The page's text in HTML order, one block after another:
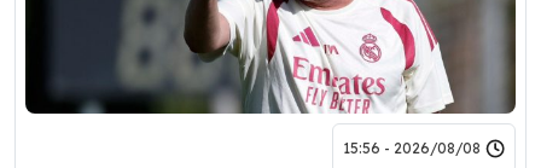
2026/08/08 - 15:56